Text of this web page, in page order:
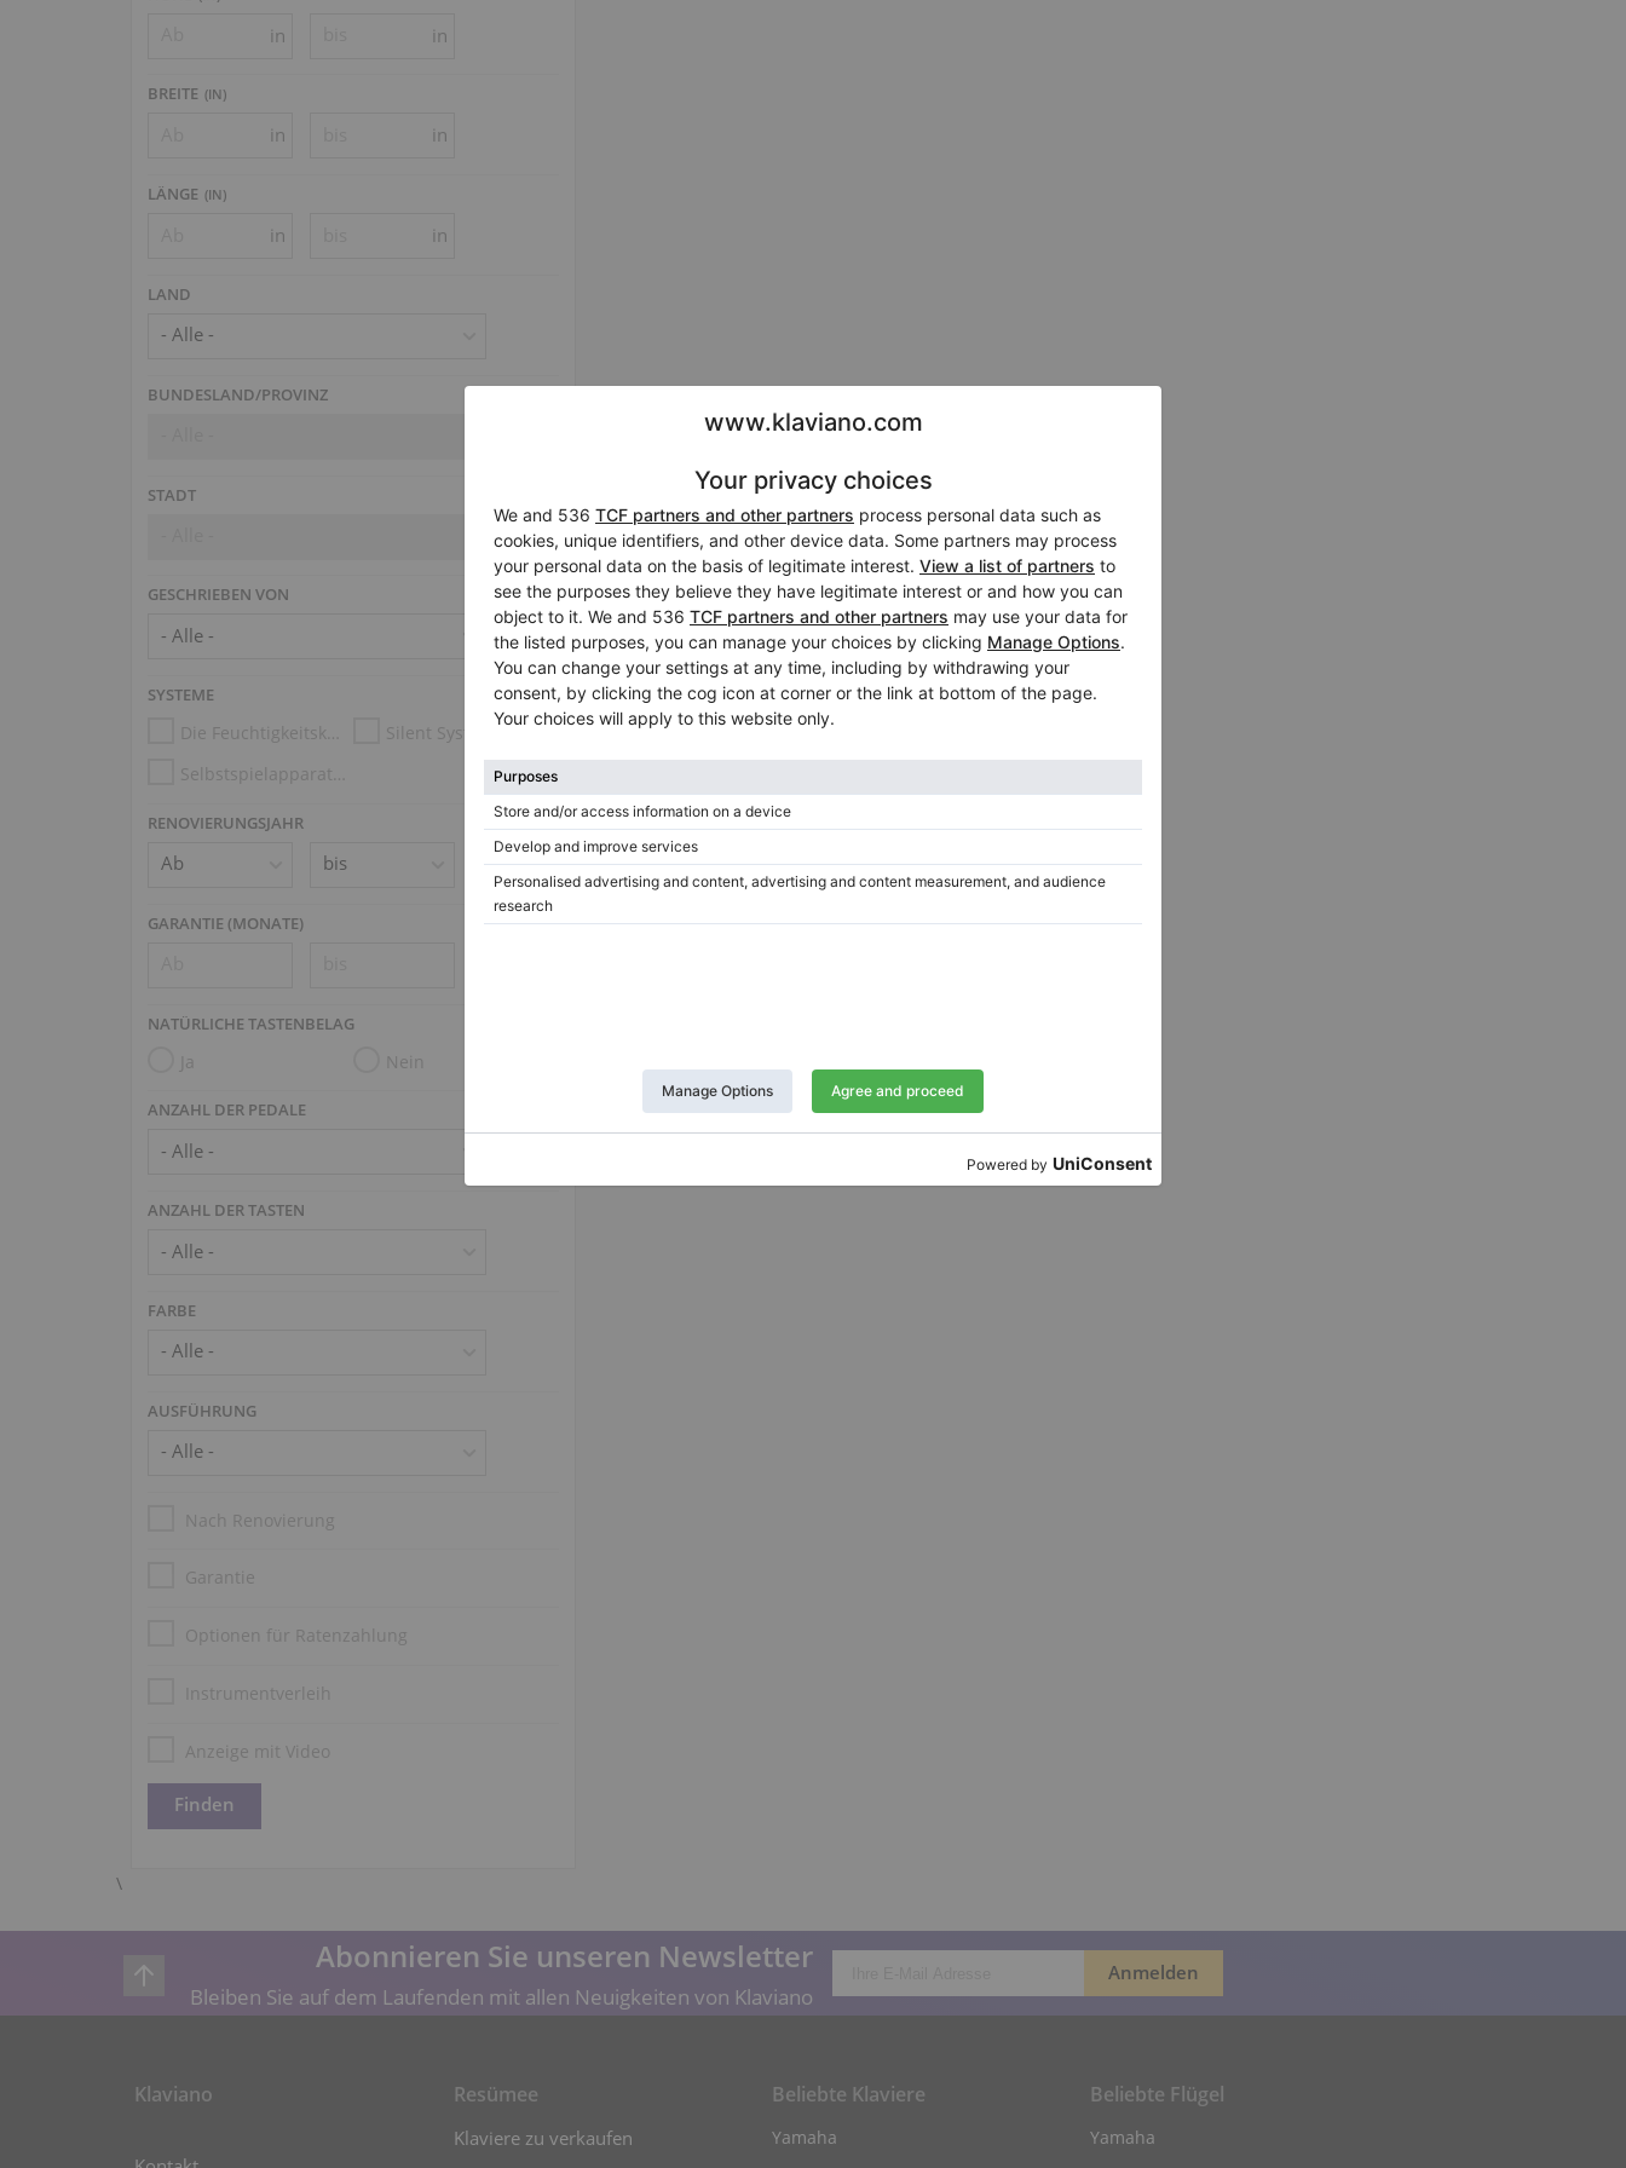
in in
BREITE (IN)
in in
LÄNGE (IN)
in in
LAND
- Alle -
BUNDESLAND/PROVINZ
STADT
GESCHRIEBEN VON
SYSTEME
Die Feuchtigkeitskontrollsysteme
Silent System
Selbstspielapparatur (z.B. Disklavier, PianoDisc, Spirio)
RENOVIERUNGSJAHR
GARANTIE (MONATE)
NATÜRLICHE TASTENBELAG
Ja Nein
ANZAHL DER PEDALE
ANZAHL DER TASTEN
FARBE
AUSFÜHRUNG
Nach Renovierung
Garantie
Optionen für Ratenzahlung
Instrumentverleih
Anzeige mit Video
\
Abonnieren Sie unseren Newsletter
Bleiben Sie auf dem Laufenden mit allen Neuigkeiten von Klaviano
Klaviano Resümee
Klaviere zu verkaufen
Beliebte Klaviere
Yamaha
Beliebte Flügel
Yamaha